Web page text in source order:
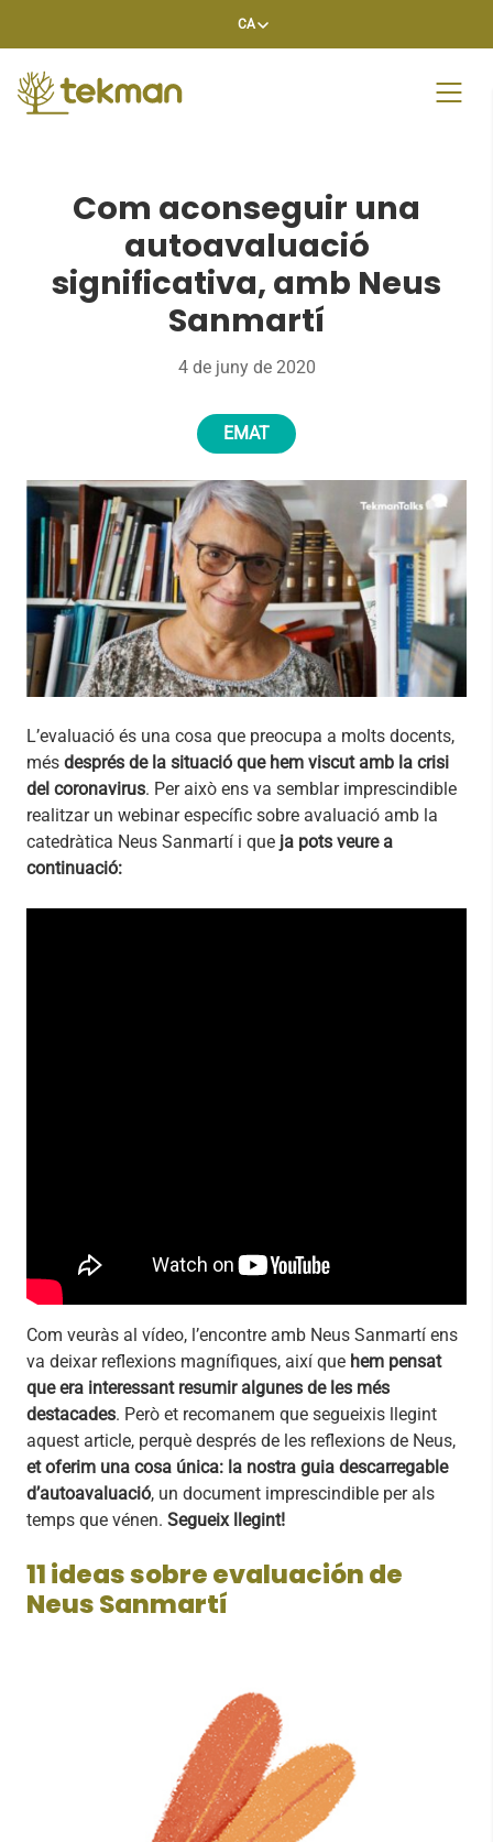
CA
Com aconseguir una
autoavaluació
significativa, amb Neus
Sanmartí
4 de juny de 2020
EMAT
L’evaluació és una cosa que preocupa a molts docents,
més després de la situació que hem viscut amb la crisi
del coronavirus. Per això ens va semblar imprescindible
realitzar un webinar específic sobre avaluació amb la
catedràtica Neus Sanmartí i que ja pots veure a
continuació:
Com veuràs al vídeo, l’encontre amb Neus Sanmartí ens
va deixar reflexions magnífiques, així que hem pensat
que era interessant resumir algunes de les més
destacades. Però et recomanem que segueixis llegint
aquest article, perquè després de les reflexions de Neus,
et oferim una cosa única: la nostra guia descarregable
d’autoavaluació, un document imprescindible per als
temps que vénen. Segueix llegint!
11 ideas sobre evaluación de
Neus Sanmartí